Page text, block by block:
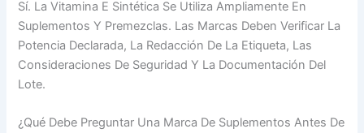
Sí. La Vitamina E Sintética Se Utiliza Ampliamente En
Suplementos Y Premezclas. Las Marcas Deben Verificar La
Potencia Declarada, La Redacción De La Etiqueta, Las
Consideraciones De Seguridad Y La Documentación Del
Lote.
¿Qué Debe Preguntar Una Marca De Suplementos Antes De